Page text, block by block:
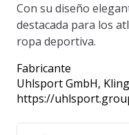
Con su diseño
destacada para los
ropa deportiva.
Fabricante
Uhlsport GmbH,
https://